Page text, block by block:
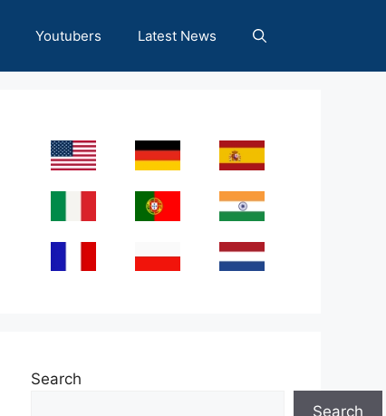
Youtubers Latest News
Search
Search